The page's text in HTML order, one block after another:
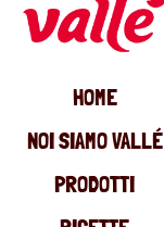
HOME
NOI SIAMO VALLÉ
PRODOTTI